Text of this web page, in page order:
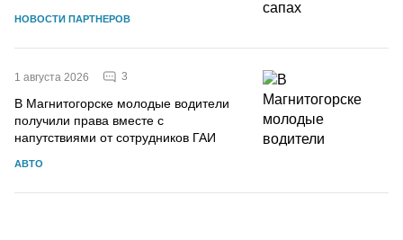
НОВОСТИ ПАРТНЕРОВ
1 августа 2026 3
В Магнитогорске молодые водители
получили права вместе с
напутствиями от сотрудников ГАИ
АВТО